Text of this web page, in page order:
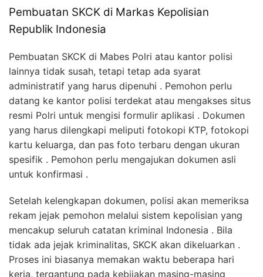
Pembuatan SKCK di Markas Kepolisian
Republik Indonesia
Pembuatan SKCK di Mabes Polri atau kantor polisi
lainnya tidak susah, tetapi tetap ada syarat
administratif yang harus dipenuhi . Pemohon perlu
datang ke kantor polisi terdekat atau mengakses situs
resmi Polri untuk mengisi formulir aplikasi . Dokumen
yang harus dilengkapi meliputi fotokopi KTP, fotokopi
kartu keluarga, dan pas foto terbaru dengan ukuran
spesifik . Pemohon perlu mengajukan dokumen asli
untuk konfirmasi .
Setelah kelengkapan dokumen, polisi akan memeriksa
rekam jejak pemohon melalui sistem kepolisian yang
mencakup seluruh catatan kriminal Indonesia . Bila
tidak ada jejak kriminalitas, SKCK akan dikeluarkan .
Proses ini biasanya memakan waktu beberapa hari
kerja, tergantung pada kebijakan masing-masing